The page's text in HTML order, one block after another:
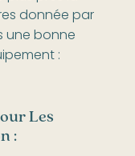
donnée par
une bonne
:
Les
: